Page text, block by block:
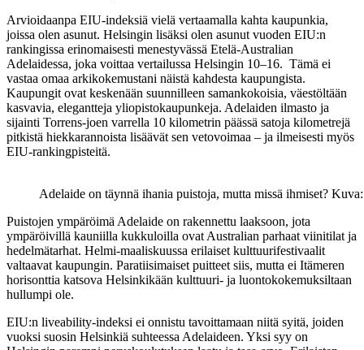
Arvioidaanpa EIU-indeksiä vielä vertaamalla kahta kaupunkia,
joissa olen asunut. Helsingin lisäksi olen asunut vuoden EIU:n
rankingissa erinomaisesti menestyvässä Etelä-Australian
Adelaidessa, joka voittaa vertailussa Helsingin 10–16. Tämä ei
vastaa omaa arkikokemustani näistä kahdesta kaupungista.
Kaupungit ovat keskenään suunnilleen samankokoisia, väestöltään
kasvavia, elegantteja yliopistokaupunkeja. Adelaiden ilmasto ja
sijainti Torrens-joen varrella 10 kilometrin päässä satoja kilometrejä
pitkistä hiekkarannoista lisäävät sen vetovoimaa – ja ilmeisesti myös
EIU-rankingpisteitä.
Adelaide on täynnä ihania puistoja, mutta missä ihmiset?
Puistojen ympäröimä Adelaide on rakennettu laaksoon, jota
ympäröivillä kauniilla kukkuloilla ovat Australian parhaat viinitilat ja
hedelmätarhat. Helmi-maaliskuussa erilaiset kulttuurifestivaalit
valtaavat kaupungin. Paratiisimaiset puitteet siis, mutta ei Itämeren
horisonttia katsova Helsinkikään kulttuuri- ja luontokokemuksiltaan
hullumpi ole.
EIU:n liveability-indeksi ei onnistu tavoittamaan niitä syitä, joiden
vuoksi suosin Helsinkiä suhteessa Adelaideen. Yksi syy on